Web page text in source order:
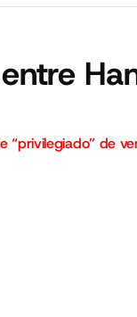
“privilegiado” de